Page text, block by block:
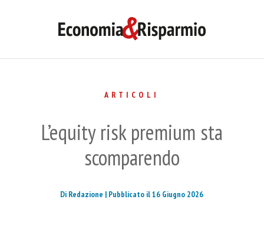
ARTICOLI
L’equity risk premium sta
scomparendo
Di Redazione | Pubblicato il 16 Giugno 2026